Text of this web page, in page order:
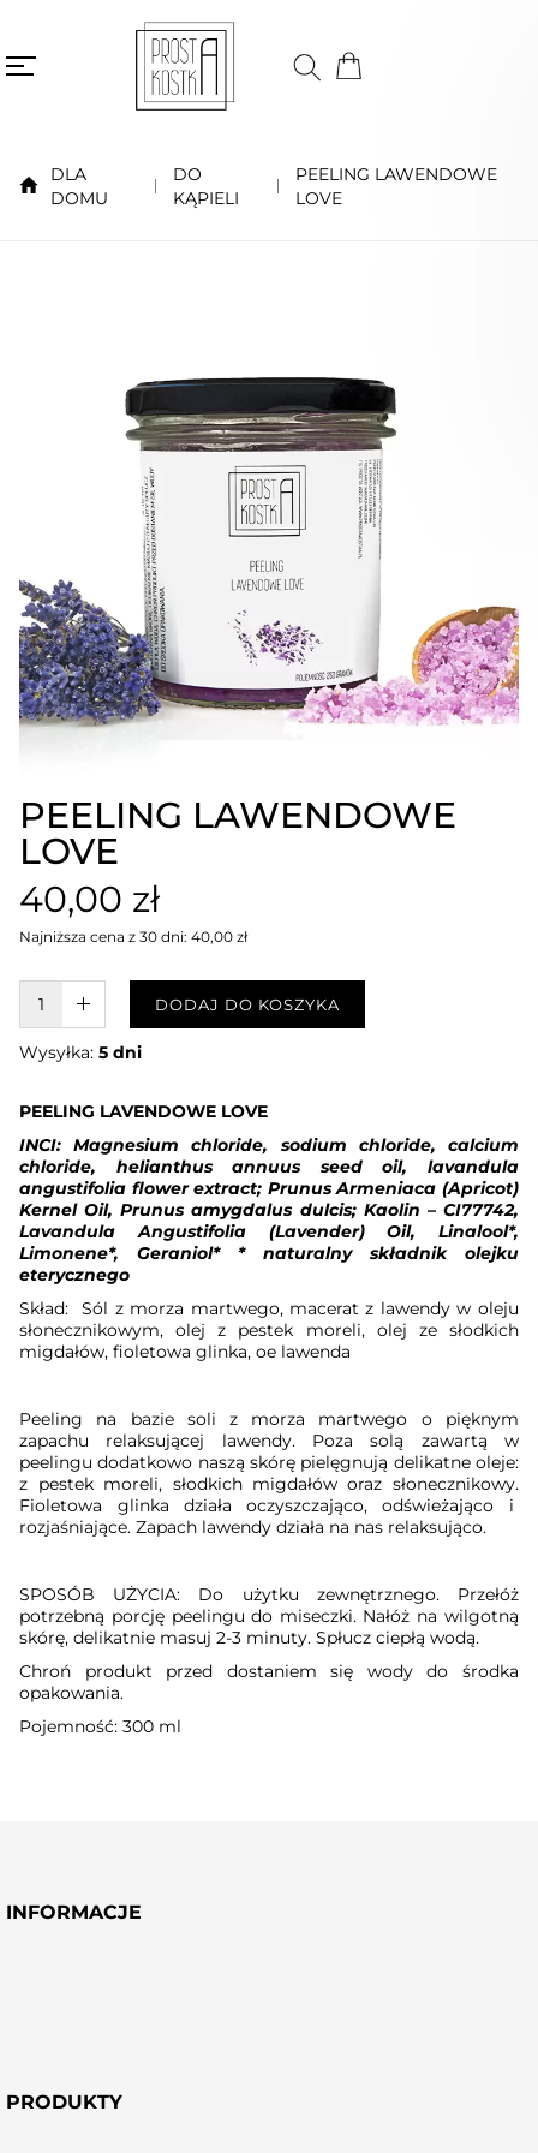
DLA
DOMU
DO
KĄPIELI
PEELING LAWENDOWE
LOVE
PEELING LAWENDOWE
LOVE
40,00 zł
Najniższa cena z 30 dni: 40,00 zł
W KOSZYKU :)DODAJ DO KOSZYKA
Wysyłka:5 dni
PEELING LAVENDOWE LOVE
INCI: Magnesium chloride, sodium chloride, calcium
chloride,
helianthus annuus seed oil, lavandula
angustifolia flower extract; Prunus Armeniaca (Apricot)
Kernel Oil, Prunus amygdalus dulcis; Kaolin – CI77742,
Lavandula Angustifolia (Lavender) Oil, Linalool*,
Limonene*, Geraniol* * naturalny składnik olejku
eterycznego
Skład:
Sól z morza martwego, macerat z lawendy w oleju
słonecznikowym, olej z pestek moreli, olej ze słodkich
migdałów, fioletowa glinka, oe lawenda
Peeling na bazie soli z morza martwego o pięknym
zapachu relaksującej lawendy. Poza solą zawartą w
peelingu dodatkowo naszą skórę pielęgnują delikatne oleje:
z pestek moreli, słodkich migdałów oraz słonecznikowy.
Fioletowa glinka działa oczyszczająco, odświeżająco i
rozjaśniające. Zapach lawendy działa na nas relaksująco.
SPOSÓB UŻYCIA: Do użytku zewnętrznego. Przełóż
potrzebną porcję peelingu do miseczki. Nałóż na wilgotną
skórę, delikatnie masuj 2-3 minuty. Spłucz ciepłą wodą.
Chroń produkt przed dostaniem się wody do środka
opakowania.
Pojemność: 300 ml
INFORMACJE
PRODUKTY